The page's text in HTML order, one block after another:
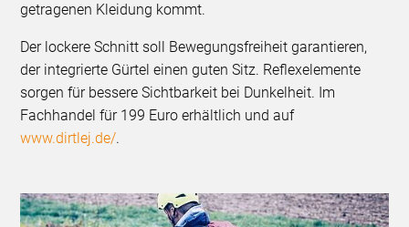
getragenen Kleidung kommt.
Der lockere Schnitt soll Bewegungsfreiheit garantieren,
der integrierte Gürtel einen guten Sitz. Reflexelemente
sorgen für bessere Sichtbarkeit bei Dunkelheit. Im
Fachhandel für 199 Euro erhältlich und auf
www.dirtlej.de/.